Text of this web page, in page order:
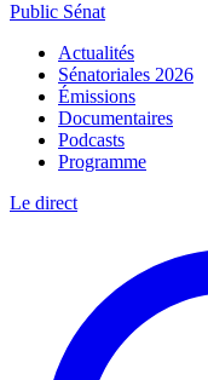
Public Sénat
Actualités
Sénatoriales 2026
Émissions
Documentaires
Podcasts
Programme
Le direct